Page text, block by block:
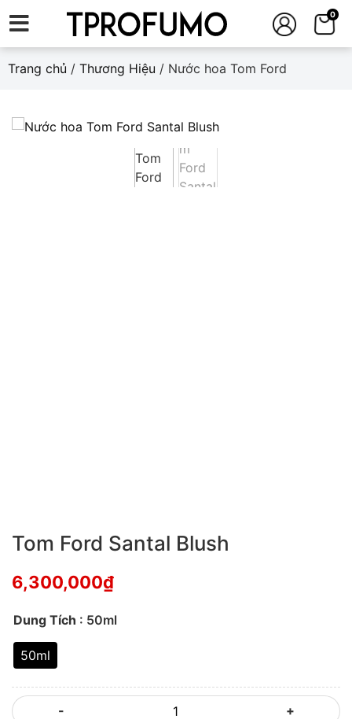
0
Trang chủ / Thương Hiệu / Nước hoa Tom Ford
Tom Ford Santal Blush
6,300,000₫
Dung Tích : 50ml
50ml
- +